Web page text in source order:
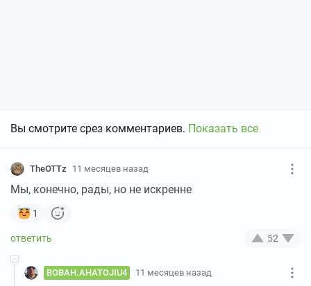
Вы смотрите срез комментариев. Показать все
TheOTTz 11 месяцев назад
Мы, конечно, рады, но не искренне
1
52
BOBAH.AHATOJIU4 11 месяцев назад